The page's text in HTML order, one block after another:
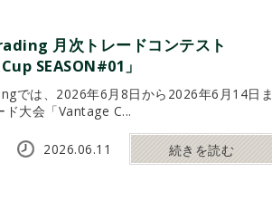
月次トレードコンテスト
SEASON#01」
では、2026年6月8日から2026年6月14日ま
ド大会「Vantage C...
2026.06.11 続きを読む